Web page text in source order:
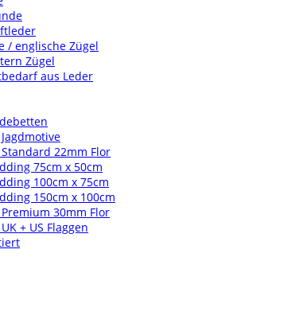
/ englische Zügel
Zügel
aus Leder
22mm Flor
75cm x 50cm
100cm x 75cm
150cm x 100cm
30mm Flor
+ US Flaggen